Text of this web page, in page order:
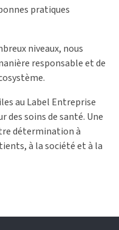
pratiques
niveaux, nous
responsable et de
au Label Entreprise
des soins de santé. Une
détermination à
à la société et à la